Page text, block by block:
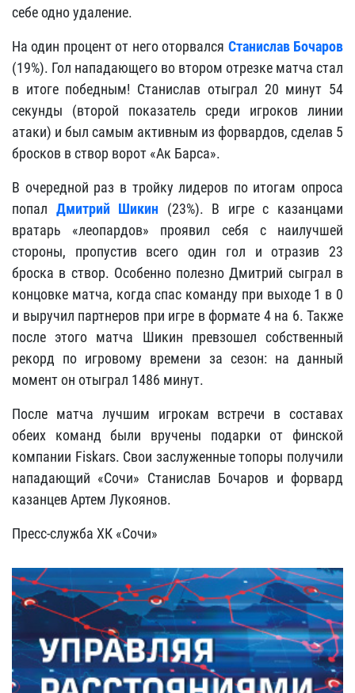
себе одно удаление.
На один процент от него оторвался Станислав Бочаров
(19%). Гол нападающего во втором отрезке матча стал
в итоге победным! Станислав отыграл 20 минут 54
секунды (второй показатель среди игроков линии
атаки) и был самым активным из форвардов, сделав 5
бросков в створ ворот «Ак Барса».
В очередной раз в тройку лидеров по итогам опроса
попал Дмитрий Шикин (23%). В игре с казанцами
вратарь «леопардов» проявил себя с наилучшей
стороны, пропустив всего один гол и отразив 23
броска в створ. Особенно полезно Дмитрий сыграл в
концовке матча, когда спас команду при выходе 1 в 0
и выручил партнеров при игре в формате 4 на 6. Также
после этого матча Шикин превзошел собственный
рекорд по игровому времени за сезон: на данный
момент он отыграл 1486 минут.
После матча лучшим игрокам встречи в составах
обеих команд были вручены подарки от финской
компании Fiskars. Свои заслуженные топоры получили
нападающий «Сочи» Станислав Бочаров и форвард
казанцев Артем Лукоянов.
Пресс-служба ХК «Сочи»